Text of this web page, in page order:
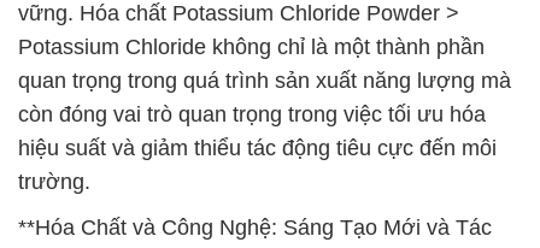
vững. Hóa chất Potassium Chloride Powder >
Potassium Chloride không chỉ là một thành phần
quan trọng trong quá trình sản xuất năng lượng mà
còn đóng vai trò quan trọng trong việc tối ưu hóa
hiệu suất và giảm thiểu tác động tiêu cực đến môi
trường.
**Hóa Chất và Công Nghệ: Sáng Tạo Mới và Tác